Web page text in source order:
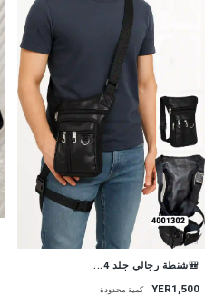
🎒شنطة رجالي جلد 4...
YER1,500 كمية محدودة